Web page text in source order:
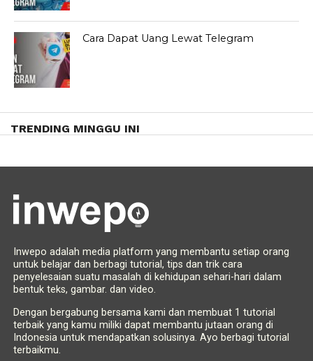
Cara Dapat Uang Lewat Telegram
TRENDING MINGGU INI
Inwepo adalah media platform yang membantu setiap orang
untuk belajar dan berbagi tutorial, tips dan trik cara
penyelesaian suatu masalah di kehidupan sehari-hari dalam
bentuk teks, gambar. dan video.
Dengan bergabung bersama kami dan membuat 1 tutorial
terbaik yang kamu miliki dapat membantu jutaan orang di
Indonesia untuk mendapatkan solusinya. Ayo berbagi tutorial
terbaikmu.